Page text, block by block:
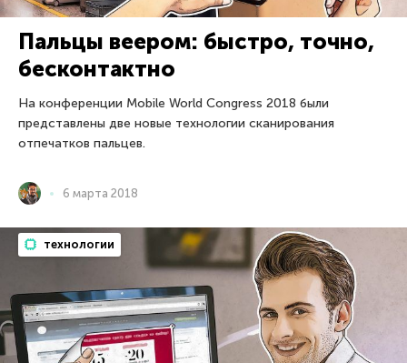
Пальцы веером: быстро, точно,
бесконтактно
На конференции Mobile World Congress 2018 были
представлены две новые технологии сканирования
отпечатков пальцев.
6 марта 2018
технологии